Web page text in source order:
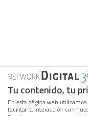
Tu contenido, tu
En esta página web
facilitar la interacción con